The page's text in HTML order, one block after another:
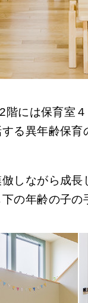
には保育室
る異年齢保
しながら成
の年齢の子の